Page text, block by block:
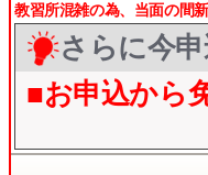
教習所混雑の為、当面の間
さらに今
■お申込から